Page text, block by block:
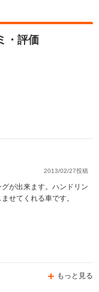
全高
全
3201～
・評価
2013/02/27投稿
が出来ます。ハンドリン
せてくれる車です。
もっと見る